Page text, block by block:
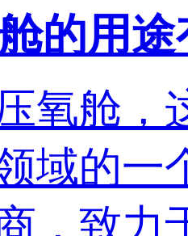
的用
舱，这
域的一
，致力